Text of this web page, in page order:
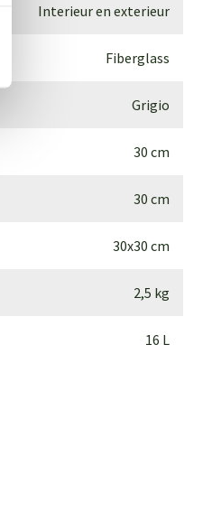
Interieur en exterieur
Fiberglass
Grigio
30 cm
30 cm
30x30 cm
2,5 kg
16 L